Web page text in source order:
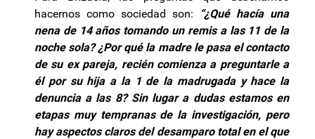
hacernos como sociedad son:
“¿Qué hacía una
nena de 14 años tomando un remis a las 11 de la
noche sola? ¿Por qué la madre le pasa el contacto
de su ex pareja, recién comienza a preguntarle a
él por su hija a la 1 de la madrugada y hace la
denuncia a las 8? Sin lugar a dudas estamos en
etapas muy tempranas de la investigación, pero
hay aspectos claros del desamparo total en el que